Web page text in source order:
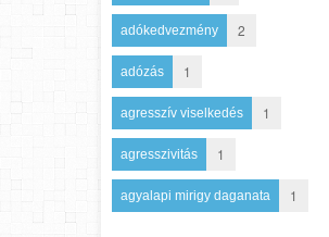
adókedvezmény 2
adózás 1
agresszív viselkedés 1
agresszivitás 1
agyalapi mirigy daganata 1